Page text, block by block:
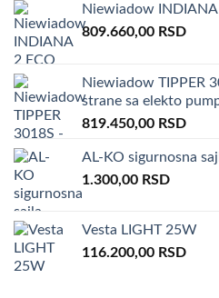
Niewiadow
809.660,00 RSD
Niewiadow TIPPER
strane sa elekto
819.450,00 RSD
AL-KO sigurnosna
1.300,00 RSD
Vesta LIGHT 25W
116.200,00 RSD